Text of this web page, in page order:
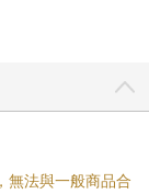
無法與一般商品合